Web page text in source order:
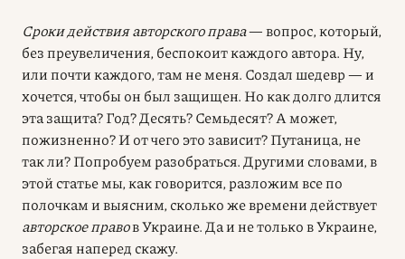
Сроки действия авторского права— вопрос, который,
без преувеличения, беспокоит каждого автора. Ну,
или почти каждого, там не меня. Создал шедевр — и
хочется, чтобы он был защищен. Но как долго длится
эта защита? Год? Десять? Семьдесят? А может,
пожизненно? И от чего это зависит? Путаница, не
так ли? Попробуем разобраться. Другими словами, в
этой статье мы, как говорится, разложим все по
полочкам и выясним, сколько же времени действует
авторское правов Украине. Да и не только в Украине,
забегая наперед скажу.